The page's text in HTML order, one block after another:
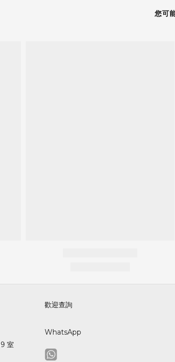
您可
室
歡迎查詢
WhatsApp